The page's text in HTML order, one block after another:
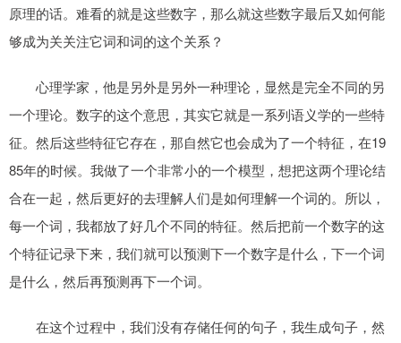
原理的话。难看的就是这些数字，那么就这些数字最后又如何能
够成为关关注它词和词的这个关系？
心理学家，他是另外是另外一种理论，显然是完全不同的另
一个理论。数字的这个意思，其实它就是一系列语义学的一些特
征。然后这些特征它存在，那自然它也会成为了一个特征，在19
85年的时候。我做了一个非常小的一个模型，想把这两个理论结
合在一起，然后更好的去理解人们是如何理解一个词的。所以，
每一个词，我都放了好几个不同的特征。然后把前一个数字的这
个特征记录下来，我们就可以预测下一个数字是什么，下一个词
是什么，然后再预测再下一个词。
在这个过程中，我们没有存储任何的句子，我生成句子，然